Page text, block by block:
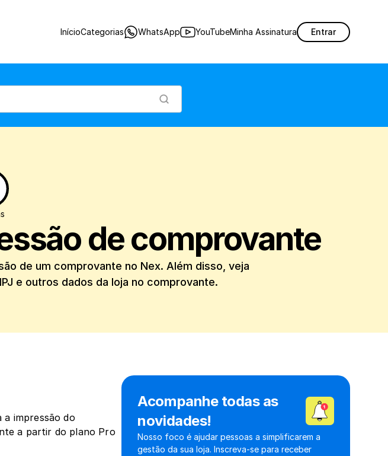
InícioCategorias WhatsApp YouTubeMinha Assinatura Entrar
de comprovante
de um comprovante no Nex. Além disso, veja
e outros dados da loja no comprovante.
a impressão do
a partir do plano Pro
Acompanhe todas as
novidades!
Nosso foco é ajudar pessoas a simplificarem a
gestão da sua loja. Inscreva-se para receber